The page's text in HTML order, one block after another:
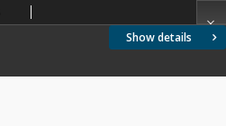
Show details